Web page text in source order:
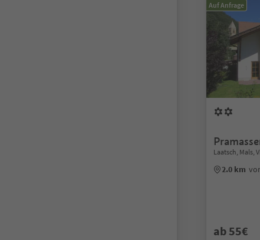
Auf Anfrage
Laatsch, Mals,
2.0 km
ab 55€